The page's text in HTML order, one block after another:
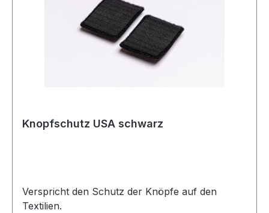
Knopfschutz USA schwarz
Verspricht den Schutz der Knöpfe auf den
Textilien.